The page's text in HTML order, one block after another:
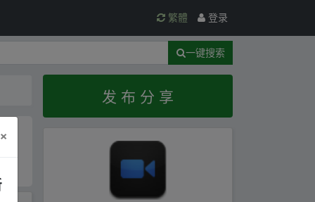
繁體 登录
一键搜索
发 布 分 享
×